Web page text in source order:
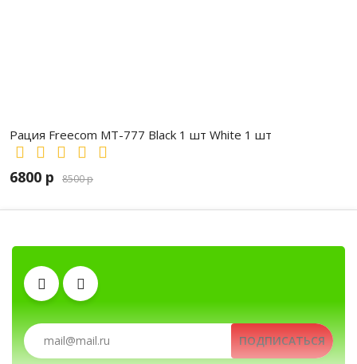
Рация Freecom MT-777 Black 1 шт White 1 шт
6800 р 8500 р
Рации, радиостанции, рации для
Тангенты
Автомобильные рации, ПОДПИСАТЬСЯ